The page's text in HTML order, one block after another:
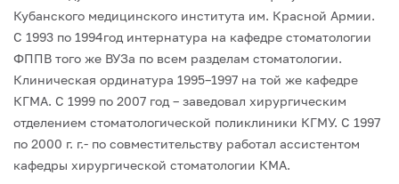
Кубанского медицинского института им. Красной Армии.
С 1993 по 1994год интернатура на кафедре стоматологии
ФППВ того же ВУЗа по всем разделам стоматологии.
Клиническая ординатура 1995–1997 на той же кафедре
КГМА. С 1999 по 2007 год – заведовал хирургическим
отделением стоматологической поликлиники КГМУ. С 1997
по 2000 г. г.- по совместительству работал ассистентом
кафедры хирургической стоматологии КМА.